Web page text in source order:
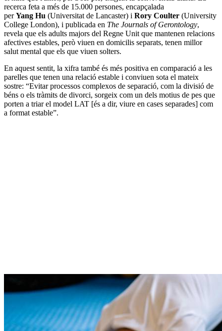
recerca feta a més de 15.000 persones, encapçalada
perYang Hu (Universitat de Lancaster) i Rory Coulter (University
College London), i publicada en The Journals of Gerontology,
revela que els adults majors del Regne Unit que mantenen relacions
afectives estables, però viuen en domicilis separats, tenen millor
salut mental que els que viuen solters.
En aquest sentit, la xifra també és més positiva en comparació a les
parelles que tenen una relació estable i conviuen sota el mateix
sostre: “Evitar processos complexos de separació, com la divisió de
béns o els tràmits de divorci, sorgeix com un dels motius de pes que
porten a triar el model LAT [és a dir, viure en cases separades] com
a format estable”.